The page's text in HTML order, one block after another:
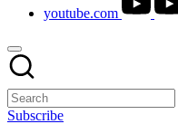
youtube.com
Subscribe